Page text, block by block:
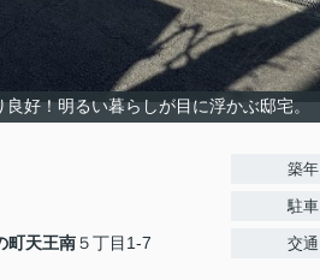
好！明るい暮らしが目に浮かぶ邸宅。
町天王南５丁目1-7
築年
駐車
交通